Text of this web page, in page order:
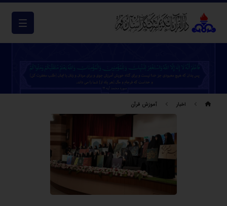
اخبار آموزش قرآن